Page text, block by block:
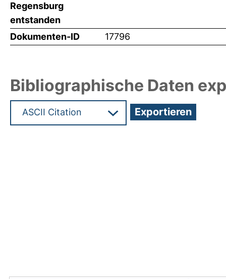
Regensburg
entstanden
Dokumenten-ID 17796
Bibliographische Daten